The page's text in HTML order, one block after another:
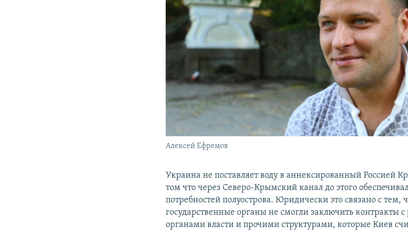
Алексей Ефремов
Украина не поставляет воду в аннексированный Россией
том что через Северо-Крымский канал до этого
потребностей полуострова. Юридически это связано с тем,
государственные органы не смогли заключить контракты
органами власти и прочими структурами, которые Киев